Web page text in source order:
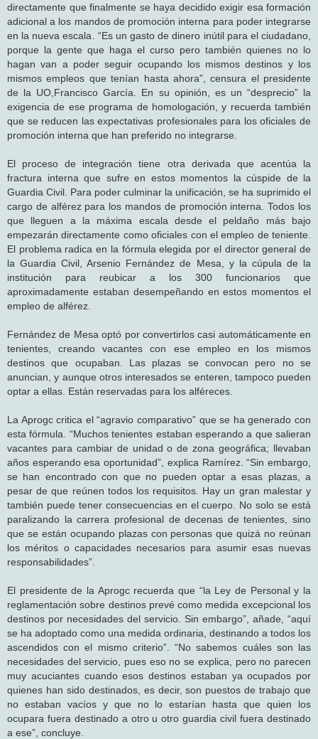
directamente que finalmente se haya decidido exigir esa formación
adicional a los mandos de promoción interna para poder integrarse
en la nueva escala. “Es un gasto de dinero inútil para el ciudadano,
porque la gente que haga el curso pero también quienes no lo
hagan van a poder seguir ocupando los mismos destinos y los
mismos empleos que tenían hasta ahora”, censura el presidente
de la UO,Francisco García. En su opinión, es un “desprecio” la
exigencia de ese programa de homologación, y recuerda también
que se reducen las expectativas profesionales para los oficiales de
promoción interna que han preferido no integrarse.
El proceso de integración tiene otra derivada que acentúa la
fractura interna que sufre en estos momentos la cúspide de la
Guardia Civil. Para poder culminar la unificación, se ha suprimido el
cargo de alférez para los mandos de promoción interna. Todos los
que lleguen a la máxima escala desde el peldaño más bajo
empezarán directamente como oficiales con el empleo de teniente.
El problema radica en la fórmula elegida por el director general de
la Guardia Civil, Arsenio Fernández de Mesa, y la cúpula de la
institución para reubicar a los 300 funcionarios que
aproximadamente estaban desempeñando en estos momentos el
empleo de alférez.
Fernández de Mesa optó por convertirlos casi automáticamente en
tenientes, creando vacantes con ese empleo en los mismos
destinos que ocupaban. Las plazas se convocan pero no se
anuncian, y aunque otros interesados se enteren, tampoco pueden
optar a ellas. Están reservadas para los alféreces.
La Aprogc critica el “agravio comparativo” que se ha generado con
esta fórmula. “Muchos tenientes estaban esperando a que salieran
vacantes para cambiar de unidad o de zona geográfica; llevaban
años esperando esa oportunidad”, explica Ramírez. “Sin embargo,
se han encontrado con que no pueden optar a esas plazas, a
pesar de que reúnen todos los requisitos. Hay un gran malestar y
también puede tener consecuencias en el cuerpo. No solo se está
paralizando la carrera profesional de decenas de tenientes, sino
que se están ocupando plazas con personas que quizá no reúnan
los méritos o capacidades necesarios para asumir esas nuevas
responsabilidades”.
El presidente de la Aprogc recuerda que “la Ley de Personal y la
reglamentación sobre destinos prevé como medida excepcional los
destinos por necesidades del servicio. Sin embargo”, añade, “aquí
se ha adoptado como una medida ordinaria, destinando a todos los
ascendidos con el mismo criterio”. “No sabemos cuáles son las
necesidades del servicio, pues eso no se explica, pero no parecen
muy acuciantes cuando esos destinos estaban ya ocupados por
quienes han sido destinados, es decir, son puestos de trabajo que
no estaban vacíos y que no lo estarían hasta que quien los
ocupara fuera destinado a otro u otro guardia civil fuera destinado
a ese”, concluye.